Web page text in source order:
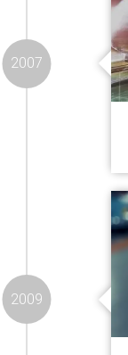
2007
2009